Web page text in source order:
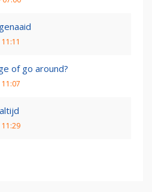
of go around?